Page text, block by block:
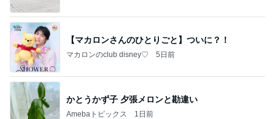
【マカロンさんのひとりごと】ついに？！
マカロンのclub disney♡ 5日前
かとうかず子 夕張メロンと勘違い
Amebaトピックス 1日前